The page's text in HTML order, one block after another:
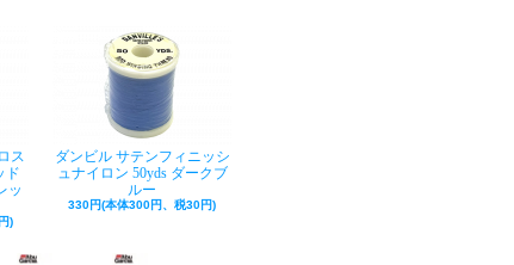
ス
ド
ッ
)
ダンビル サテンフィニッシ
ュナイロン 50yds ダークブ
ルー
330円(本体300円、税30円)